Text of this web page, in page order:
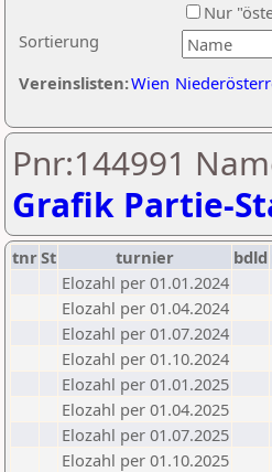
Sortierung
Nur
Vereinslisten:Wien
Pnr:144991
Grafik Partie-
tnrSt turnier bdld
Elozahl per 01.01.2024
Elozahl per 01.04.2024
Elozahl per 01.07.2024
Elozahl per 01.10.2024
Elozahl per 01.01.2025
Elozahl per 01.04.2025
Elozahl per 01.07.2025
Elozahl per 01.10.2025